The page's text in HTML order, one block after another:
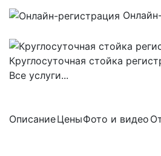
Круглосуточная стойка
Все услуги...
ОписаниеЦеныФото и видео